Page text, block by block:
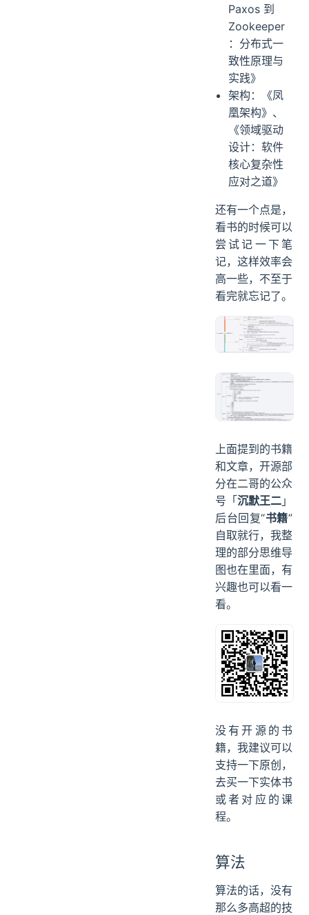
Paxos 到
Zookeeper
：分布式一
致性原理与
实践》
架构：《凤
凰架构》、
《领域驱动
设计：软件
核心复杂性
应对之道》
还有一个点是，
看书的时候可以
尝试记一下笔
记，这样效率会
高一些，不至于
看完就忘记了。
上面提到的书籍
和文章，开源部
分在二哥的公众
号「沉默王二 」
后台回复“书籍”
自取就行，我整
理的部分思维导
图也在里面，有
兴趣也可以看一
看。
没有开源的书
籍，我建议可以
支持一下原创，
去买一下实体书
或者对应的课
程。
算法
算法的话，没有
那么多高超的技